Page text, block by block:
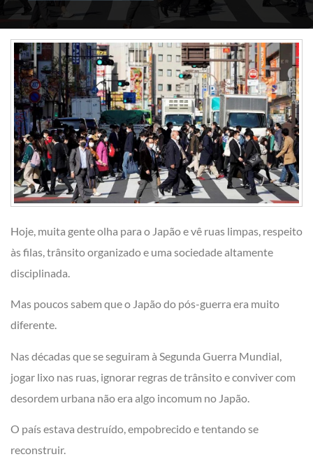
Hoje, muita gente olha para o Japão e vê ruas limpas, respeito
às filas, trânsito organizado e uma sociedade altamente
disciplinada.
Mas poucos sabem que o Japão do pós-guerra era muito
diferente.
Nas décadas que se seguiram à Segunda Guerra Mundial,
jogar lixo nas ruas, ignorar regras de trânsito e conviver com
desordem urbana não era algo incomum no Japão.
O país estava destruído, empobrecido e tentando se
reconstruir.